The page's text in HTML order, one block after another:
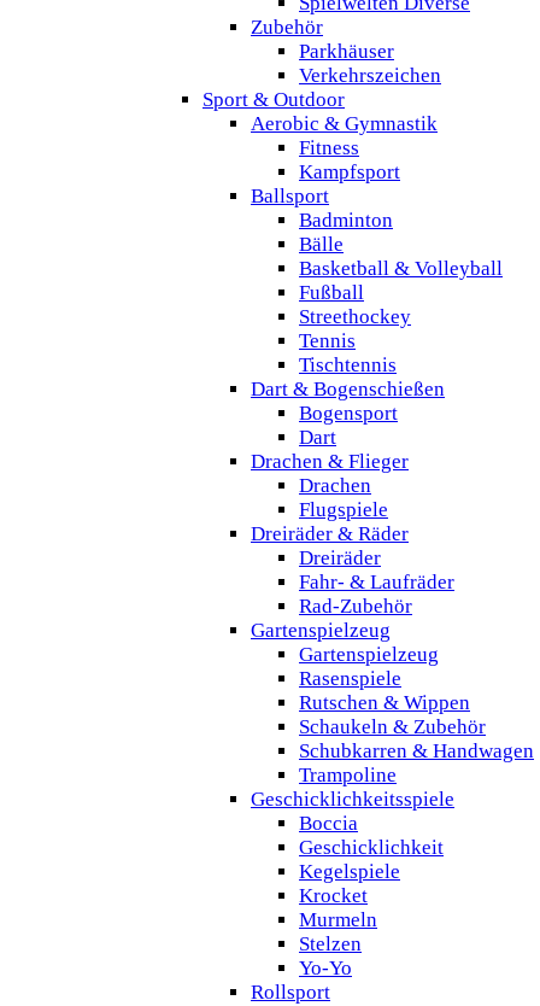
Zubehör
Parkhäuser
Verkehrszeichen
Sport & Outdoor
Aerobic & Gymnastik
Fitness
Kampfsport
Ballsport
Badminton
Bälle
Basketball & Volleyball
Fußball
Streethockey
Tennis
Tischtennis
Dart & Bogenschießen
Bogensport
Dart
Drachen & Flieger
Drachen
Flugspiele
Dreiräder & Räder
Dreiräder
Fahr- & Laufräder
Rad-Zubehör
Gartenspielzeug
Gartenspielzeug
Rasenspiele
Rutschen & Wippen
Schaukeln & Zubehör
Schubkarren & Handwagen
Trampoline
Geschicklichkeitsspiele
Boccia
Geschicklichkeit
Kegelspiele
Krocket
Murmeln
Stelzen
Yo-Yo
Rollsport